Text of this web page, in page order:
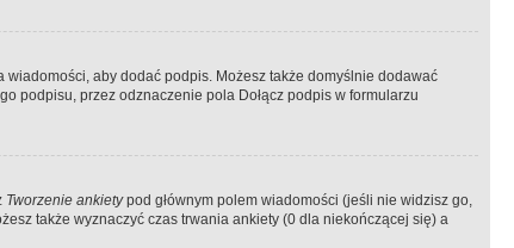
wiadomości, aby dodać podpis. Możesz także domyślnie dodawać
podpisu, przez odznaczenie pola Dołącz podpis w formularzu
Tworzenie ankietypod głównym polem wiadomości (jeśli nie widzisz go,
także wyznaczyć czas trwania ankiety (0 dla niekończącej się) a